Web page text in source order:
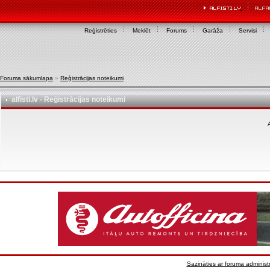
Reģistrēties Meklēt Forums Garāža Servisi
Foruma sākumlapa » Reģistrācijas noteikumi
alfisti.lv - Reģistrācijas noteikumi
Sazināties ar foruma